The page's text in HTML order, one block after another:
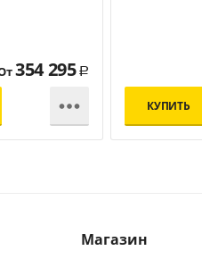
354 295 Р
 КУПИТЬ
Магазин